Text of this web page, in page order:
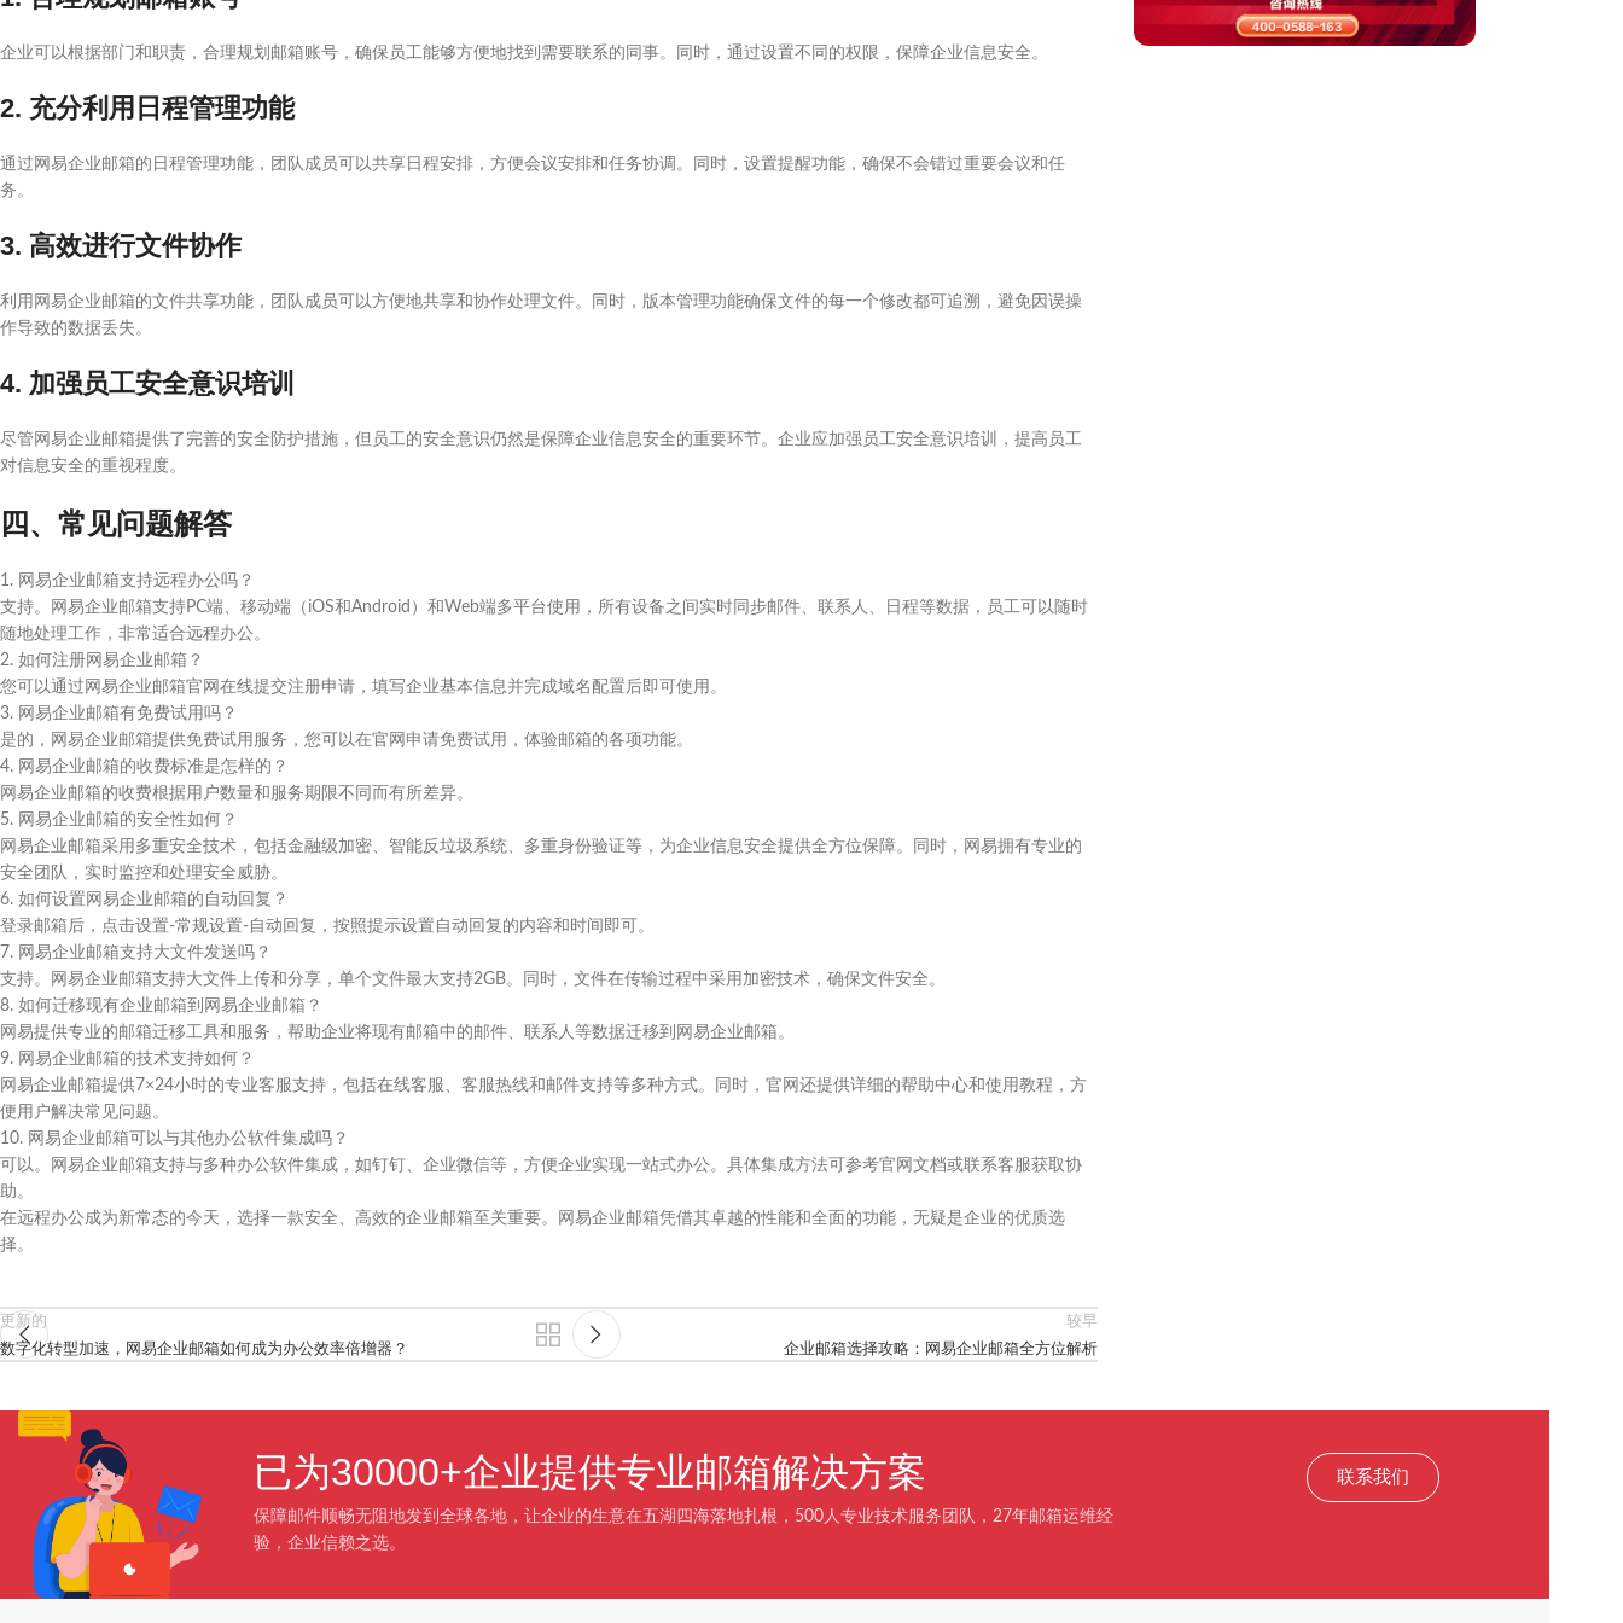
企业可以根据部门和职责，合理规划邮箱账号，确保员工能够方便地找到需要联系的同事。同时，通过设置不同的权限，保障企业信息安全。
2. 充分利用日程管理功能
通过网易企业邮箱的日程管理功能，团队成员可以共享日程安排，方便会议安排和任务协调。同时，设置提醒功能，确保不会错过重要会议和任
务。
3. 高效进行文件协作
利用网易企业邮箱的文件共享功能，团队成员可以方便地共享和协作处理文件。同时，版本管理功能确保文件的每一个修改都可追溯，避免因误操
作导致的数据丢失。
4. 加强员工安全意识培训
尽管网易企业邮箱提供了完善的安全防护措施，但员工的安全意识仍然是保障企业信息安全的重要环节。企业应加强员工安全意识培训，提高员工
对信息安全的重视程度。
四、常见问题解答
1. 网易企业邮箱支持远程办公吗？
支持。网易企业邮箱支持PC端、移动端（iOS和Android）和Web端多平台使用，所有设备之间实时同步邮件、联系人、日程等数据，员工可以随时
随地处理工作，非常适合远程办公。
2. 如何注册网易企业邮箱？
您可以通过网易企业邮箱官网在线提交注册申请，填写企业基本信息并完成域名配置后即可使用。
3. 网易企业邮箱有免费试用吗？
是的，网易企业邮箱提供免费试用服务，您可以在官网申请免费试用，体验邮箱的各项功能。
4. 网易企业邮箱的收费标准是怎样的？
网易企业邮箱的收费根据用户数量和服务期限不同而有所差异。
5. 网易企业邮箱的安全性如何？
网易企业邮箱采用多重安全技术，包括金融级加密、智能反垃圾系统、多重身份验证等，为企业信息安全提供全方位保障。同时，网易拥有专业的
安全团队，实时监控和处理安全威胁。
6. 如何设置网易企业邮箱的自动回复？
登录邮箱后，点击设置-常规设置-自动回复，按照提示设置自动回复的内容和时间即可。
7. 网易企业邮箱支持大文件发送吗？
支持。网易企业邮箱支持大文件上传和分享，单个文件最大支持2GB。同时，文件在传输过程中采用加密技术，确保文件安全。
8. 如何迁移现有企业邮箱到网易企业邮箱？
网易提供专业的邮箱迁移工具和服务，帮助企业将现有邮箱中的邮件、联系人等数据迁移到网易企业邮箱。
9. 网易企业邮箱的技术支持如何？
网易企业邮箱提供7×24小时的专业客服支持，包括在线客服、客服热线和邮件支持等多种方式。同时，官网还提供详细的帮助中心和使用教程，方
便用户解决常见问题。
10. 网易企业邮箱可以与其他办公软件集成吗？
可以。网易企业邮箱支持与多种办公软件集成，如钉钉、企业微信等，方便企业实现一站式办公。具体集成方法可参考官网文档或联系客服获取协
助。
在远程办公成为新常态的今天，选择一款安全、高效的企业邮箱至关重要。网易企业邮箱凭借其卓越的性能和全面的功能，无疑是企业的优质选
择。
更新的
数字化转型加速，网易企业邮箱如何成为办公效率倍增器？
较早
企业邮箱选择攻略：网易企业邮箱全方位解析
已为30000+企业提供专业邮箱解决方案
保障邮件顺畅无阻地发到全球各地，让企业的生意在五湖四海落地扎根，500人专业技术服务团队，27年邮箱运维经
验，企业信赖之选。
联系我们